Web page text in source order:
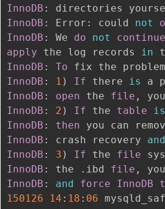
InnoDB : directories
InnoDB : Error: could not
InnoDB : We do not continue
apply the log records in
InnoDB : To fix the
InnoDB : 1 ) If there is a
InnoDB : open the file ,
InnoDB : 2 ) If the table is
InnoDB : then you can
InnoDB : crash recovery and
InnoDB : 3 ) If the file
InnoDB : the . ibd file ,
InnoDB : and force InnoDB
150126
14 : 18 : 06